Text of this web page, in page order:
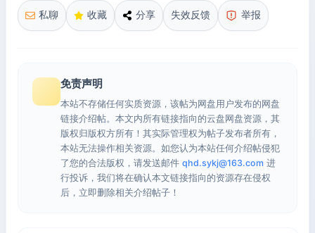
私聊 收藏 分享 失效反馈 举报
免责声明
本站不存储任何实质资源，该帖为网盘用户发布的网盘
链接介绍帖。本文内所有链接指向的云盘网盘资源，其
版权归版权方所有！其实际管理权为帖子发布者所有，
本站无法操作相关资源。如您认为本站任何介绍帖侵犯
了您的合法版权，请发送邮件 qhd.sykj@163.com 进
行投诉，我们将在确认本文链接指向的资源存在侵权
后，立即删除相关介绍帖子！